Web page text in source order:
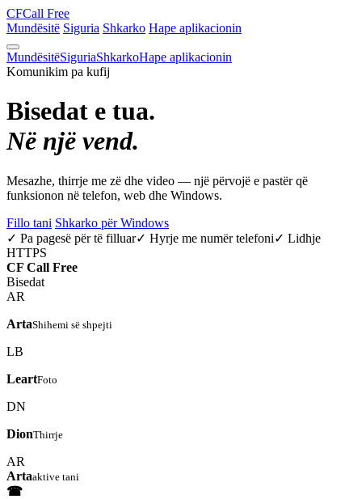
CFCall Free
Mundësitë Siguria Shkarko Hape aplikacionin
MundësitëSiguriaShkarkoHape aplikacionin
Komunikim pa kufij
Bisedat e tua.
Në një vend.
Mesazhe, thirrje me zë dhe video — një përvojë e pastër që
funksionon në telefon, web dhe Windows.
Fillo tani Shkarko për Windows
✓ Pa pagesë për të filluar✓ Hyrje me numër telefoni✓ Lidhje
HTTPS
CF Call Free
Bisedat
AR
ArtaShihemi së shpejti
LB
LeartFoto
DN
DionThirrje
AR
Artaaktive tani
☎